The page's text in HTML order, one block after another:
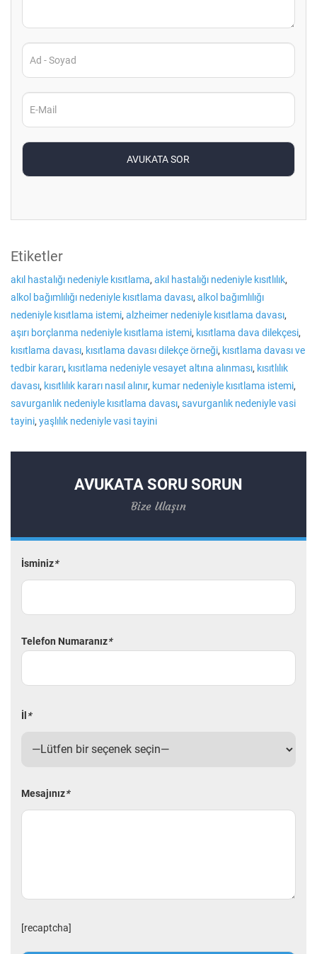
Etiketler
akıl hastalığı nedeniyle kısıtlama, akıl hastalığı nedeniyle kısıtlılık,
alkol bağımlılığı nedeniyle kısıtlama davası, alkol bağımlılığı
nedeniyle kısıtlama istemi, alzheimer nedeniyle kısıtlama davası,
aşırı borçlanma nedeniyle kısıtlama istemi, kısıtlama dava dilekçesi,
kısıtlama davası, kısıtlama davası dilekçe örneği, kısıtlama davası ve
tedbir kararı, kısıtlama nedeniyle vesayet altına alınması, kısıtlılık
davası, kısıtlılık kararı nasıl alınır, kumar nedeniyle kısıtlama istemi,
savurganlık nedeniyle kısıtlama davası, savurganlık nedeniyle vasi
tayini, yaşlılık nedeniyle vasi tayini
AVUKATA SORU SORUN
Bize Ulaşın
İsminiz*
Telefon Numaranız*
İl *
Mesajınız*
[recaptcha]